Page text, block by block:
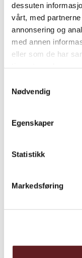
dessuten
vårt, med
annonsering og
med annen
eller som de har
Nødvendig
Egenskaper
Statistikk
Markedsføring